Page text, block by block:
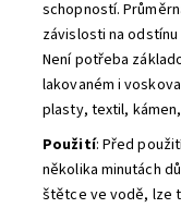
schopností.
závislosti na
Není potřeba
lakovaném i
plasty, textil,
Použití: Před
několika minutách
štětce ve vodě, lze